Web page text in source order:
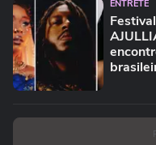
ENTRETÊ